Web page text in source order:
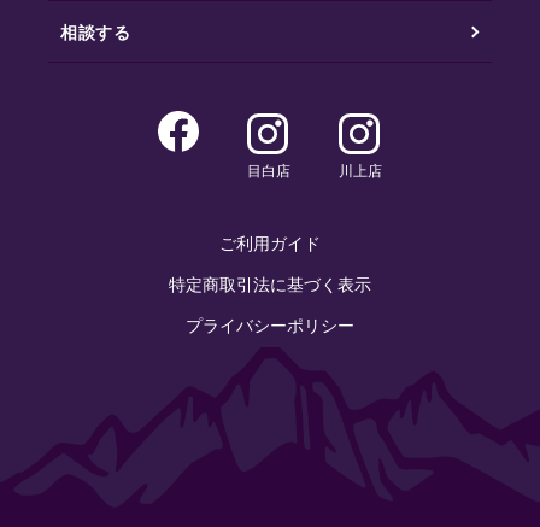
相談する
目白店 川上店
ご利用ガイド
特定商取引法に基づく表示
プライバシーポリシー